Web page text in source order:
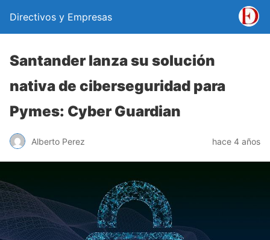
Directivos y Empresas
Santander lanza su solución
nativa de ciberseguridad para
Pymes: Cyber Guardian
Alberto Perez hace 4 años